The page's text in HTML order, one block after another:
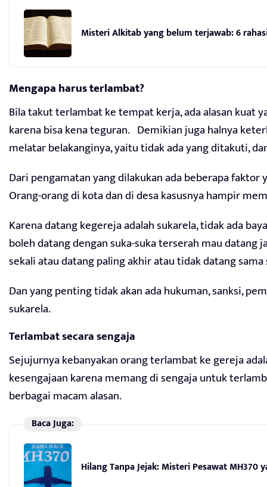
Misteri Alkitab yang belum terjawab: 6
Mengapa harus terlambat?
Bila takut terlambat ke tempat kerja, ada alasan kuat
karena bisa kena teguran. Demikian juga halnya
melatar belakanginya, yaitu tidak ada yang ditakuti,
Dari pengamatan yang dilakukan ada beberapa
Orang-orang di kota dan di desa kasusnya hampir
Karena datang kegereja adalah sukarela, tidak ada
boleh datang dengan suka-suka terserah mau datang
sekali atau datang paling akhir atau tidak datang
Dan yang penting tidak akan ada hukuman, sanksi,
sukarela.
Terlambat secara sengaja
Sejujurnya kebanyakan orang terlambat ke gereja
kesengajaan karena memang di sengaja untuk
berbagai macam alasan.
Baca Juga:
Hilang Tanpa Jejak: Misteri Pesawat